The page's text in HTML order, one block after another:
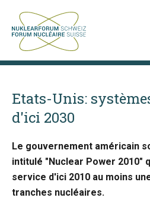
Etats-Unis:
d'ici 2030
Le gouvernement américain
intitulé "Nuclear Power 2010"
service d'ici 2010 au moins
tranches nucléaires.